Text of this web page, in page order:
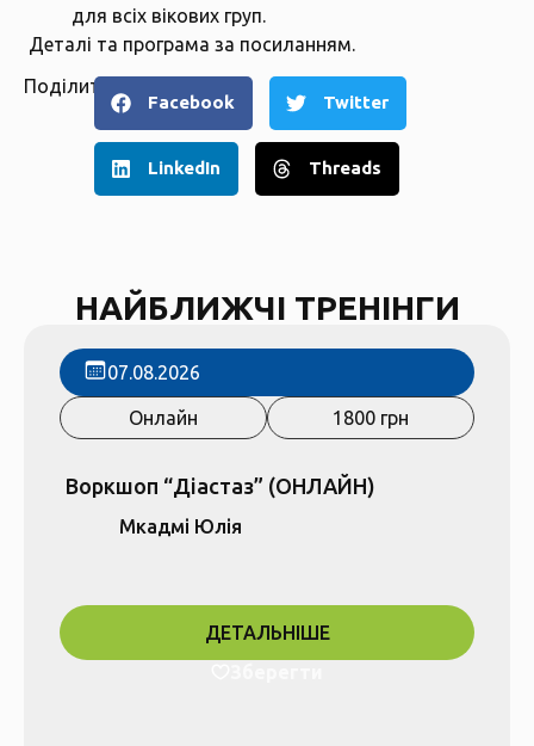
для всіх вікових груп.
Деталі та програма за посиланням.
Поділитися
Facebook Twitter
LinkedIn Threads
НАЙБЛИЖЧІ ТРЕНІНГИ
07.08.2026
Онлайн 1800 грн
Воркшоп “Діастаз” (ОНЛАЙН)
Мкадмі Юлія
ДЕТАЛЬНІШЕ